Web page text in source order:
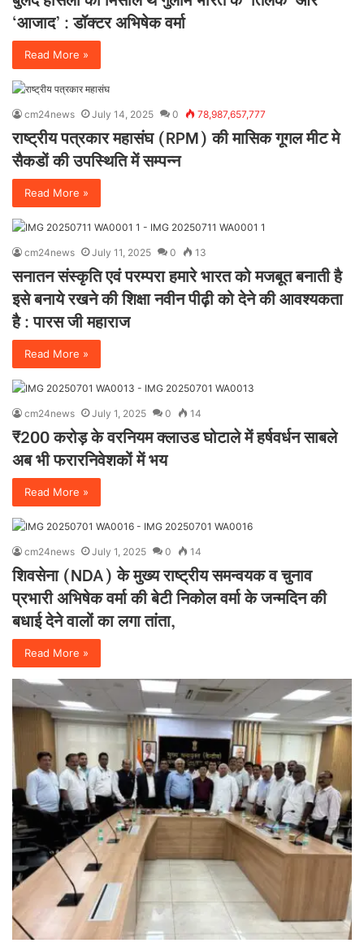
‘आजाद’ : डॉक्टर अभिषेक वर्मा
Read More »
cm24news July 14, 2025 0 78,987,657,777
राष्ट्रीय पत्रकार महासंघ (RPM) की मासिक गूगल मीट मे
सैकडों की उपस्थिति में सम्पन्न
Read More »
cm24news July 11, 2025 0 13
सनातन संस्कृति एवं परम्परा हमारे भारत को मजबूत बनाती है
इसे बनाये रखने की शिक्षा नवीन पीढ़ी को देने की आवश्यकता
है : पारस जी महाराज
Read More »
cm24news July 1, 2025 0 14
₹200 करोड़ के वरनियम क्लाउड घोटाले में हर्षवर्धन साबले
अब भी फरारनिवेशकों में भय
Read More »
cm24news July 1, 2025 0 14
शिवसेना (NDA) के मुख्य राष्ट्रीय समन्वयक व चुनाव
प्रभारी अभिषेक वर्मा की बेटी निकोल वर्मा के जन्मदिन की
बधाई देने वालों का लगा तांता,
Read More »